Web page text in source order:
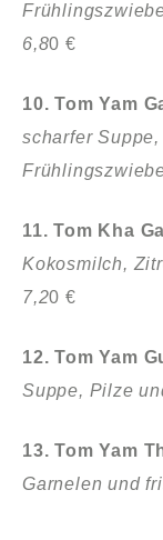
6,80 €
10. Tom Yam
scharfer
11. Tom Kha
Kokosmilch,
7,20 €
12. Tom Yam
Suppe, Pilze
13. Tom Yam
Garnelen und